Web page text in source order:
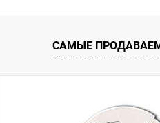
Купить в 1 клик
В избранное В
САМЫЕ